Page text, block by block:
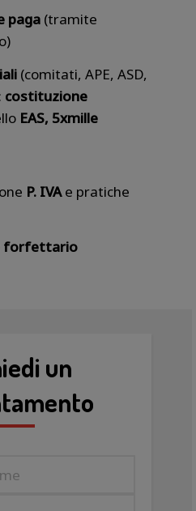
paga (tramite
(comitati, APE, ASD,
costituzione
EAS, 5xmille
P. IVAe pratiche
forfettario
un